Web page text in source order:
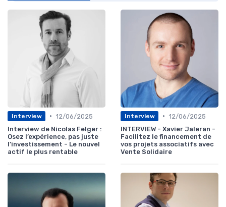
Interview • 12/06/2025
Interview de Nicolas Felger :
Osez l’expérience, pas juste
l’investissement - Le nouvel
actif le plus rentable
Interview • 12/06/2025
INTERVIEW - Xavier Jaleran -
Facilitez le financement de
vos projets associatifs avec
Vente Solidaire